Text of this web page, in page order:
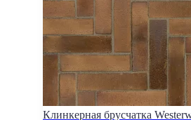
Клинкерная брусчатка